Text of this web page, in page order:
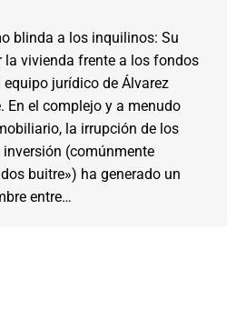
blinda a los inquilinos: Su
la vivienda frente a los fondos
equipo jurídico de Álvarez
En el complejo y a menudo
la irrupción de los
(comúnmente
buitre») ha generado un
entre…